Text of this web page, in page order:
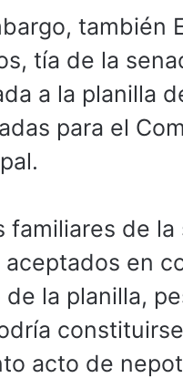
también
tía de la
a la planilla
para el
familiares de la
en
la planilla,
acto de